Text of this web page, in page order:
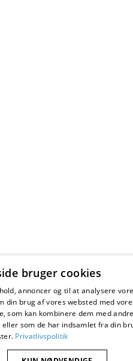
bruger cookies
annoncer og til at analysere
din brug af vores websted med
som kan kombinere dem med
som de har indsamlet fra din
Privatlivspolitik